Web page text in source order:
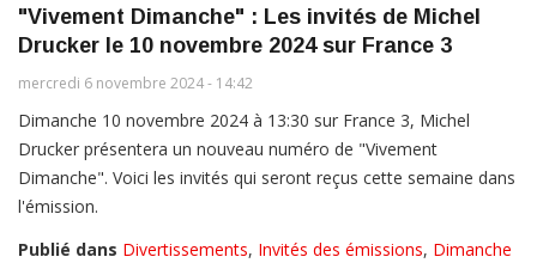
"Vivement Dimanche" : Les invités de Michel
Drucker le 10 novembre 2024 sur France 3
mercredi 6 novembre 2024 - 14:42
Dimanche 10 novembre 2024 à 13:30 sur France 3, Michel
Drucker présentera un nouveau numéro de "Vivement
Dimanche". Voici les invités qui seront reçus cette semaine dans
l'émission.
Publié dans Divertissements, Invités des émissions, Dimanche